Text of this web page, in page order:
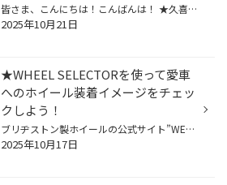
皆さま、こんにちは！こんばんは！ ★久喜警察と久喜インターの間にあるタイヤ館久喜です★ いつも当店WEBをご覧いただきありがとうございます！ ※開催中のイベントの詳細はこちら！ ーーーーーーーーーーーーーーーーーーーーーーーーーーーーーーーーーーーーーーーーーー お客様のお車【 ホンダ：C...
2025年10月21日
★WHEEL SELECTORを使って愛車
へのホイール装着イメージをチェッ
クしよう！
ブリヂストン製ホイールの公式サイト”WEEEL GRAFFITI”には、ホイールをクルマに装着した際のイメージが確認できる”WHEEL SELECTOR”機能があるのはご存知でしたか？ 操作はとっても簡単なので、あなたの愛車に似合うホイールを探してみてくだいね。 ローダウンした状態での装着イメージも見られる、...
2025年10月17日